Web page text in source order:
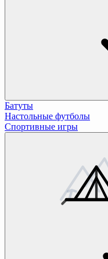
Батуты
Настольные футболы
Спортивные игры